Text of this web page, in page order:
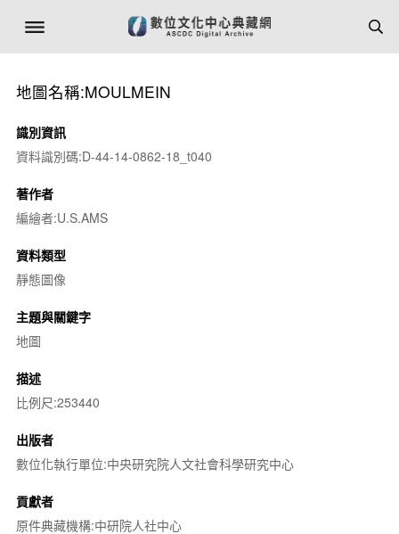
地圖名稱:MOULMEIN
識別資訊
資料識別碼:D-44-14-0862-18_t040
著作者
編繪者:U.S.AMS
資料類型
靜態圖像
主題與關鍵字
地圖
描述
比例尺:253440
出版者
數位化執行單位:中央研究院人文社會科學研究中心
貢獻者
原件典藏機構:中研院人社中心